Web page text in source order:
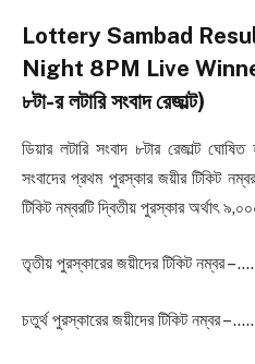
Lottery Sambad
Night 8PM Live
৮টা-র লটারি সংবাদ রেজাল্ট)
ডিয়ার লটারি সংবাদ ৮টার রেজাল্ট
সংবাদের প্রথম পুরস্কার জয়ীর
টিকিট নম্বরটি দ্বিতীয় পুরস্কার অর্থাৎ
তৃতীয় পুরস্কারের জয়ীদের টিকিট নম্বর
চতুর্থ পুরস্কারের জয়ীদের টিকিট নম্বর